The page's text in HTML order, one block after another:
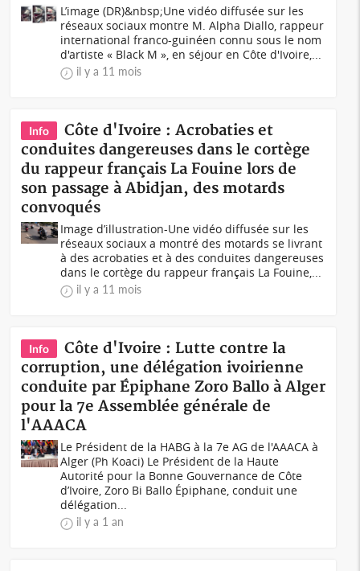
L’image (DR)&nbsp;Une vidéo diffusée sur les
réseaux sociaux montre M. Alpha Diallo, rappeur
international franco-guinéen connu sous le nom
d'artiste « Black M », en séjour en Côte d'Ivoire,...
il y a 11 mois
Info
Côte d'Ivoire : Acrobaties et
conduites dangereuses dans le cortège
du rappeur français La Fouine lors de
son passage à Abidjan, des motards
convoqués
Image d’illustration-Une vidéo diffusée sur les
réseaux sociaux a montré des motards se livrant
à des acrobaties et à des conduites dangereuses
dans le cortège du rappeur français La Fouine,...
il y a 11 mois
Info
Côte d'Ivoire : Lutte contre la
corruption, une délégation ivoirienne
conduite par Épiphane Zoro Ballo à Alger
pour la 7e Assemblée générale de
l'AAACA
Le Président de la HABG à la 7e AG de l'AAACA à
Alger (Ph Koaci) Le Président de la Haute
Autorité pour la Bonne Gouvernance de Côte
d’Ivoire, Zoro Bi Ballo Épiphane, conduit une
délégation...
il y a 1 an